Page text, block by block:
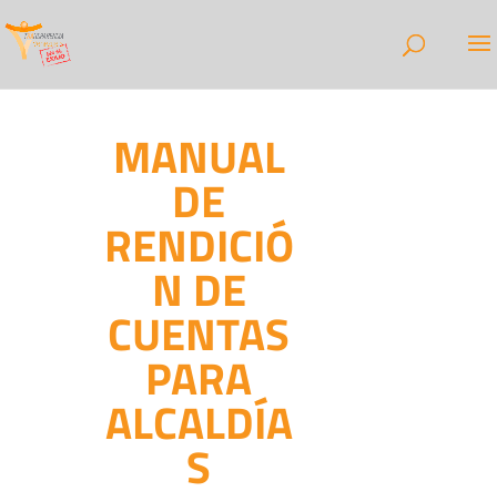
MANUAL
DE
RENDICIÓ
N DE
CUENTAS
PARA
ALCALDÍA
S